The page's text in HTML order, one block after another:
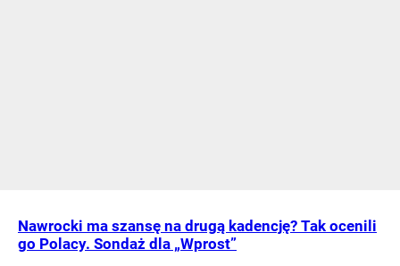
Nawrocki ma szansę na drugą kadencję? Tak ocenili
go Polacy. Sondaż dla „Wprost”